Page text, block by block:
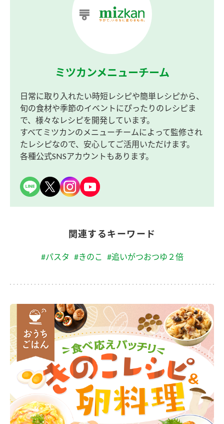
ミツカンメニューチーム
日常に取り入れたい時短レシピや簡単レシピから、
旬の食材や季節のイベントにぴったりのレシピま
で、様々なレシピを開発しています。
すべてミツカンのメニューチームによって監修され
たレシピなので、安心してご活用いただけます。
各種公式SNSアカウントもあります。
関連するキーワード
#パスタ #きのこ #追いがつおつゆ２倍